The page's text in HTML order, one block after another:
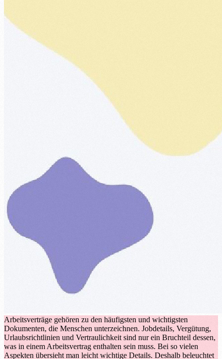
Arbeitsverträge gehören zu den häufigsten und wichtigsten
Dokumenten, die Menschen unterzeichnen. Jobdetails, Vergütung,
Urlaubsrichtlinien und Vertraulichkeit sind nur ein Bruchteil dessen,
was in einem Arbeitsvertrag enthalten sein muss. Bei so vielen
Aspekten übersieht man leicht wichtige Details. Deshalb beleuchtet